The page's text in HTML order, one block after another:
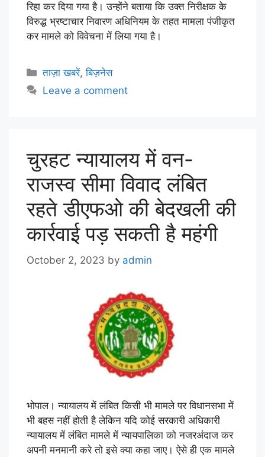
रिहा कर दिया गया है। उन्होंने बताया कि उक्त निरीक्षक के
विरुद्ध भ्रष्टाचार निवारण अधिनियम के तहत मामला पंजीकृत
कर मामले को विवेचना में लिया गया है।
ताज़ा खबरें,बिज़नेस
Leave a comment
चुरहट न्यायालय में वन-
राजस्व सीमा विवाद लंबित
रहते डीएफओ की बेदखली की
कार्रवाई पड़ सकती है महंगी
October 2, 2023 by admin
भोपाल। न्यायालय में लंबित किसी भी मामले पर विधानसभा में
भी बहस नहीं होती है लेकिन यदि कोई सरकारी अधिकारी
न्यायालय में लंबित मामले में न्यायपालिका को नजरअंदाज कर
अपनी मनमानी करे तो इसे क्या कहा जाए। ऐसे ही एक मामले